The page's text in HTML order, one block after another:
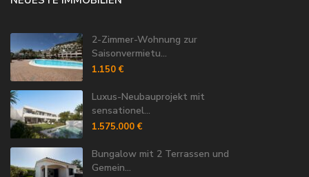
2-Zimmer-Wohnung zur
Saisonvermietu...
1.150 €
Luxus-Neubauprojekt mit
sensationel...
1.575.000 €
Bungalow mit 2 Terrassen und
Gemein...